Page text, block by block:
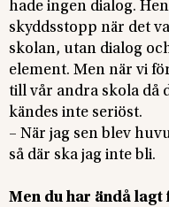
hade ingen dialog.
skyddsstopp när det
skolan, utan dialog
element. Men när vi
till vår andra skola då
kändes inte seriöst.
– När jag sen blev
så där ska jag inte bli.
Men du har ändå